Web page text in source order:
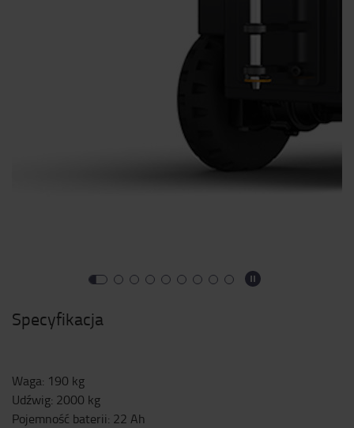
Specyfikacja
Waga: 190 kg
Udźwig: 2000 kg
Pojemność baterii: 22 Ah